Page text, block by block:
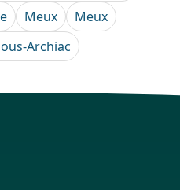
Meux
Meux
Archiac